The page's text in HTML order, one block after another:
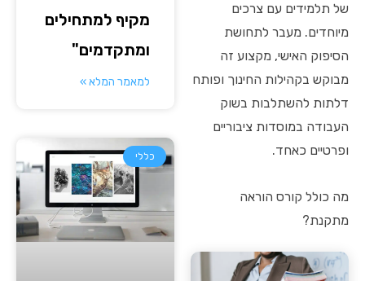
של תלמידים עם צרכים
מיוחדים. מעבר לתחושת
הסיפוק האישי, מקצוע זה
מבוקש בקהילות החינוך ופותח
דלתות להשתלבות בשוק
העבודה במוסדות ציבוריים
ופרטיים כאחד.
מה כולל קורס הוראה
מתקנת?
מקיף למתחילים
ומתקדמים"
למאמר המלא »
כללי